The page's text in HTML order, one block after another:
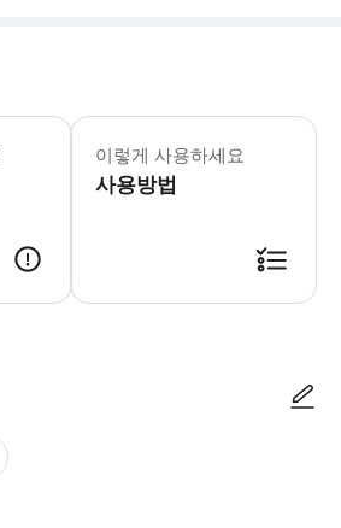
▶ 꼭 알아두세요 * 선택한 관람시간
이렇게 사용하세요
사용방법